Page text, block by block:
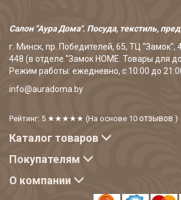
Салон "Аура Дома". Посуда, текстиль,
г. Минск, пр. Победителей, 65, ТЦ "Замок",
448 (в отделе "Замок HOME. Товары для
Режим работы: ежедневно, с 10:00 до
info@auradoma.by
Рейтинг: 5 ★★★★★ (На основе 10 отзывов )
Каталог товаров
Покупателям
О компании